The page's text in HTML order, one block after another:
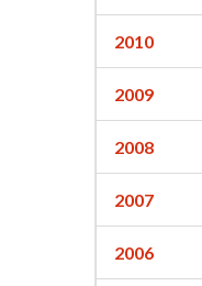
2010
2009
2008
2007
2006